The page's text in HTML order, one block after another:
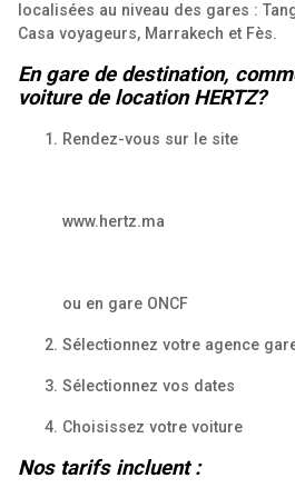
localisées au niveau des gares :
Casa voyageurs, Marrakech et Fès.
En gare de destination,
voiture de location HERTZ?
Rendez-vous sur le site
www.hertz.ma
ou en gare ONCF
Sélectionnez votre agence
Sélectionnez vos dates
Choisissez votre voiture
Nos tarifs incluent :